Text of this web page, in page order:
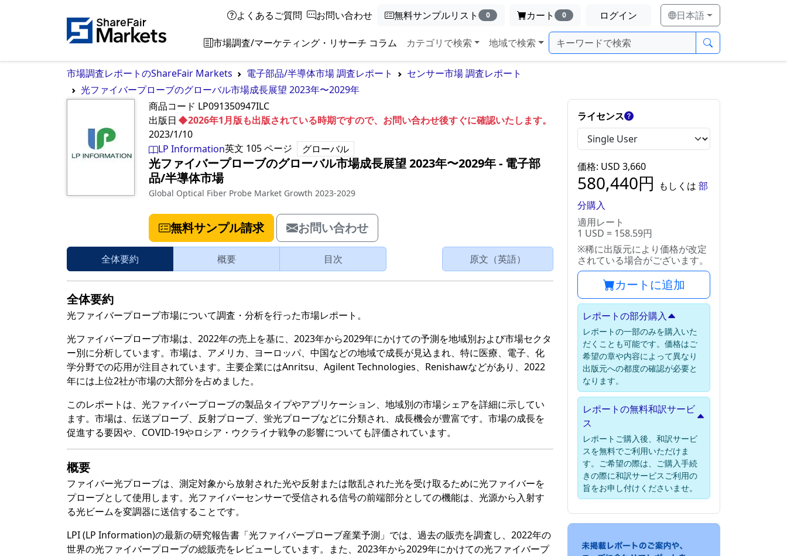
よくあるご質問 お問い合わせ 無料サンプルリスト 0 カート 0 ログイン 日本語
市場調査/マーケティング・リサーチ コラム カテゴリで検索 地域で検索
市場調査レポートのShareFair Markets 電子部品/半導体市場 調査レポート
センサー市場 調査レポート
光ファイバープローブのグローバル市場成長展望 2023年〜2029年
商品コード LP091350947ILC
◆2026年1月版も出版されている時期ですので、お問い合わせ後すぐに確認いたします。
出版日
2023/1/10
LP Information英文 105ページ グローバル
光ファイバープローブのグローバル市場成長展望 2023年〜2029年‐ 電子部
品/半導体市場
Global Optical Fiber Probe Market Growth 2023-2029
無料サンプル請求 お問い合わせ
全体要約 概要 目次 原文（英語）
全体要約
光ファイバープローブ市場について調査・分析を行った市場レポート。
光ファイバープローブ市場は、2022年の売上を基に、2023年から2029年にかけての予測を地域別および市場セクタ
ー別に分析しています。市場は、アメリカ、ヨーロッパ、中国などの地域で成長が見込まれ、特に医療、電子、化
学分野での応用が注目されています。主要企業にはAnritsu、Agilent Technologies、Renishawなどがあり、2022
年には上位2社が市場の大部分を占めました。
このレポートは、光ファイバープローブの製品タイプやアプリケーション、地域別の市場シェアを詳細に示してい
ます。市場は、伝送プローブ、反射プローブ、蛍光プローブなどに分類され、成長機会が豊富です。市場の成長を
促進する要因や、COVID-19やロシア・ウクライナ戦争の影響についても評価されています。
概要
ファイバー光プローブは、測定対象から放射された光や反射または散乱された光を受け取るために光ファイバーを
プローブとして使用します。光ファイバーセンサーで受信される信号の前端部分としての機能は、光源から入射す
る光ビームを変調器に送信することです。
LPI (LP Information)の最新の研究報告書「光ファイバープローブ産業予測」では、過去の販売を調査し、2022年の
世界の光ファイバープローブの総販売をレビューしています。また、2023年から2029年にかけての光ファイバープ
ライセンス
価格: USD 3,660
580,440円 もしくは 部
分購入
適用レート
1 USD = 158.59円
※稀に出版元により価格が改定
されている場合がございます。
カートに追加
レポートの部分購入
レポートの一部のみを購入いた
だくことも可能です。価格はご
希望の章や内容によって異なり
出版元への都度の確認が必要と
なります。
レポートの無料和訳サービ
ス
レポートご購入後、和訳サービ
スを無料でご利用いただけま
す。ご希望の際は、ご購入手続
きの際に和訳サービスご利用の
旨をお申し付けくださいませ。